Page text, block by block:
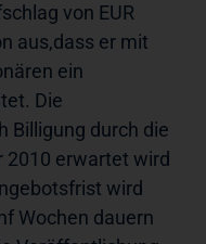
von EUR
aus,dass er mit
ein
Die
Billigung durch die
2010 erwartet wird
wird
Wochen dauern